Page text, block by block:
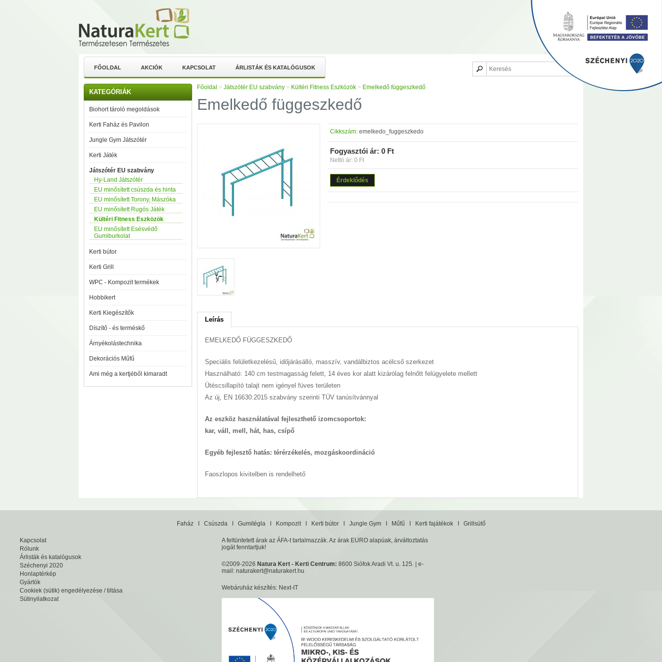
FŐOLDAL AKCIÓK KAPCSOLAT ÁRLISTÁK ÉS KATALÓGUSOK
KATEGÓRIÁK
Biohort tároló megoldások
Kerti Faház és Pavilon
Jungle Gym Játszótér
Kerti Játék
Játszótér EU szabvány
Hy-Land Játszótér
EU minősített csúszda és hinta
EU minősített Torony, Mászóka
EU minősített Rugós Játék
Kültéri Fitness Eszközök
EU minősített Esésvédő
Gumiburkolat
Kerti bútor
Kerti Grill
WPC - Kompozit termékek
Hobbikert
Kerti Kiegészítők
Díszítő - és terméskő
Árnyékolástechnika
Dekorációs Műfű
Ami még a kertjéből kimaradt
Főoldal > Játszótér EU szabvány > Kültéri Fitness Eszközök > Emelkedő függeszkedő
Emelkedő függeszkedő
Cikkszám: emelkedo_fuggeszkedo
Fogyasztói ár: 0 Ft
Nettó ár: 0 Ft
Érdeklődés
Leírás
EMELKEDŐ FÜGGESZKEDŐ
Speciális felületkezelésű, időjárásálló, masszív, vandálbiztos acélcső szerkezet
Használható: 140 cm testmagasság felett, 14 éves kor alatt kizárólag felnőtt felügyelete mellett
Ütéscsillapító talajt nem igényel füves területen
Az új, EN 16630:2015 szabvány szerinti TÜV tanúsítvánnyal
Az eszköz használatával fejleszthető izomcsoportok:
kar, váll, mell, hát, has, csípő
Egyéb fejlesztő hatás: térérzékelés, mozgáskoordináció
Faoszlopos kivitelben is rendelhető
FaházI CsúszdaI GumitéglaI KompozitI Kerti bútorI Jungle GymI Műfű Kerti fajátékokI Grillsütő
Kapcsolat
Rólunk
Árlisták és katalógusok
Széchenyi 2020
Honlaptérkép
Gyártók
Cookiek (sütik) engedélyezése / tiltása
Sütinyilatkozat
A feltüntetett árak az ÁFA-t tartalmazzák. Az árak EURO alapúak, árváltoztatás
jogát fenntartjuk!
©2009-2026 Natura Kert - Kerti Centrum: 8600 Siófok Aradi Vt. u. 125. | e-
mail:naturakert@naturakert.hu
Webáruház készítés: Next-IT